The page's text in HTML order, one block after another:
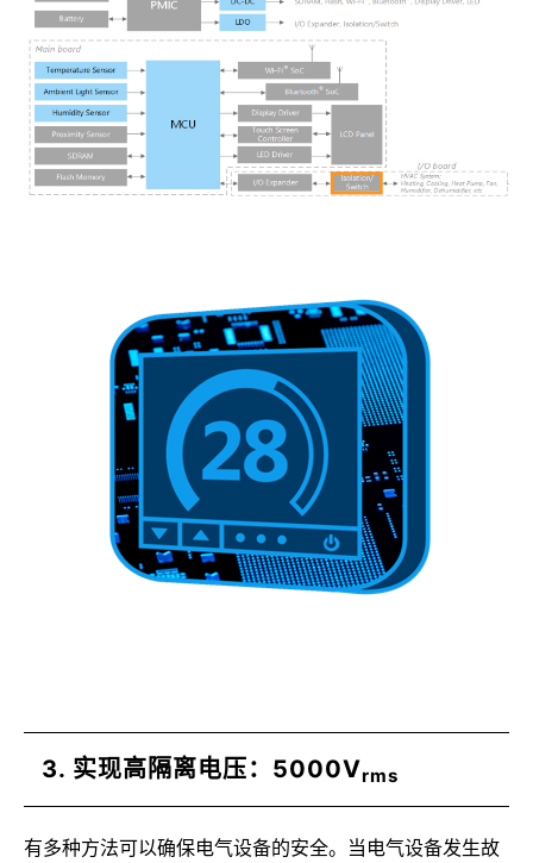
3. 实现高隔离电压：5000Vrms
有多种方法可以确保电气设备的安全。当电气设备发生故